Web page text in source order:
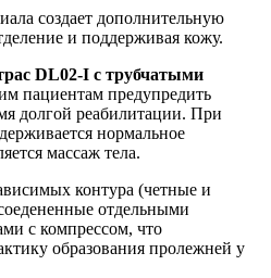
создает дополнительную
и поддерживая кожу.
DL02-I с трубчатыми
пациентам предупредить
долгой реабилитации. При
нормальное
массаж тела.
контура (четные и
отдельными
с компрессом, что
образования пролежней у